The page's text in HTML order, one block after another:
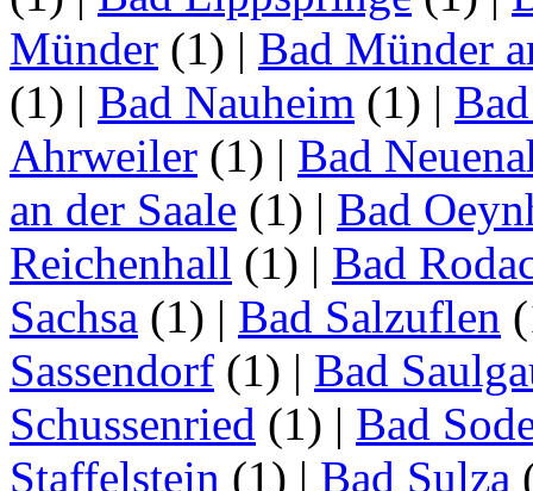
Münder (1) | Bad Münder
(1) | Bad Nauheim (1) |
Ahrweiler (1) | Bad
an der Saale (1) | Bad
Reichenhall (1) | Bad
Sachsa (1) | Bad Salzuflen
Sassendorf (1) | Bad
Schussenried (1) | Bad
Staffelstein (1) | Bad Sulza